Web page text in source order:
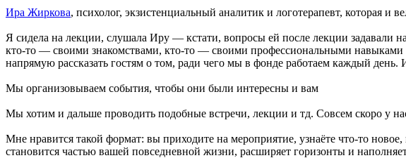
Ира Жиркова, психолог, экзистенциальный аналитик и логотерапевт, которая
Я сидела на лекции, слушала Иру — кстати, вопросы ей после лекции задавали
кто-то — своими знакомствами, кто-то — своими профессиональными
напрямую рассказать гостям о том, ради чего мы в фонде работаем каждый
Мы организовываем события, чтобы они были интересны и вам
Мы хотим и дальше проводить подобные встречи, лекции и тд. Совсем скоро у
Мне нравится такой формат: вы приходите на мероприятие, узнаёте что-то
становится частью вашей повседневной жизни, расширяет горизонты и